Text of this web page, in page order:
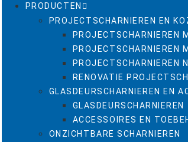
PRODUCTEN
PROJECTSCHARNIEREN EN
PROJECTSCHARNIEREN
PROJECTSCHARNIEREN
PROJECTSCHARNIEREN
RENOVATIE
GLASDEURSCHARNIEREN EN
GLASDEURSCHARNIEREN
ACCESSOIRES EN
ONZICHTBARE SCHARNIEREN